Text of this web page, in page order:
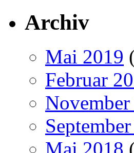
Archiv
Mai 2019
Februar